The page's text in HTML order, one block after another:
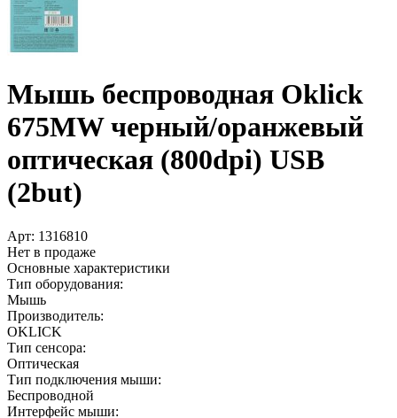
Мышь беспроводная Oklick
675MW черный/­оранжевый
оптическая (800dpi) USB
(2but)
Арт: 1316810
Нет в продаже
Основные характеристики
Тип оборудования:
Мышь
Производитель:
OKLICK
Тип сенсора:
Оптическая
Тип подключения мыши:
Беспроводной
Интерфейс мыши: